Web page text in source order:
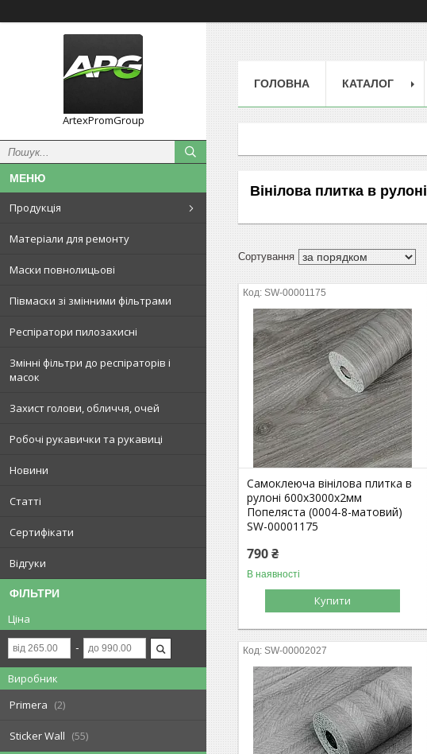
ArtexPromGroup
Продукція
Матеріали для ремонту
Маски повнолицьові
Півмаски зі змінними фільтрами
Респіратори пилозахисні
Змінні фільтри до респіраторів і
масок
Захист голови, обличчя, очей
Робочі рукавички та рукавиці
Новини
Статті
Сертифікати
Відгуки
ФІЛЬТРИ
Ціна
Виробник
Primera
2
Sticker Wall
55
ГОЛОВНА КАТАЛОГ
Вінілова плитка в рулоні
SW-00001175
Самоклеюча вінілова плитка в
рулоні 600х3000х2мм
Попеляста (0004-8-матовий)
SW-00001175
790 ₴
В наявності
Купити
SW-00002027